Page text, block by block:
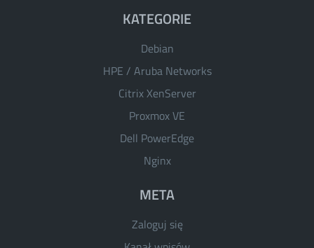
KATEGORIE
Debian
HPE / Aruba Networks
Citrix XenServer
Proxmox VE
Dell PowerEdge
Nginx
META
Zaloguj się